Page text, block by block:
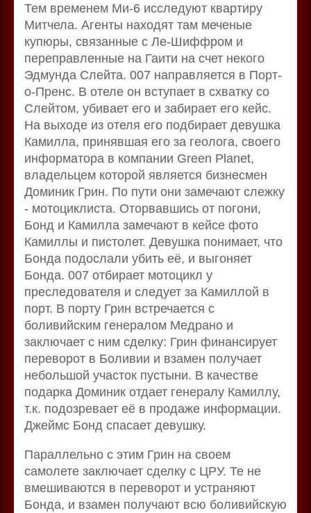
Тем временем Ми-6 исследуют квартиру
Митчела. Агенты находят там меченые
купюры, связанные с Ле-Шиффром и
переправленные на Гаити на счет некого
Эдмунда Слейта. 007 направляется в Порт-
о-Пренс. В отеле он вступает в схватку со
Слейтом, убивает его и забирает его кейс.
На выходе из отеля его подбирает девушка
Камилла, принявшая его за геолога, своего
информатора в компании Green Planet,
владельцем которой является бизнесмен
Доминик Грин. По пути они замечают слежку
- мотоциклиста. Оторвавшись от погони,
Бонд и Камилла замечают в кейсе фото
Камиллы и пистолет. Девушка понимает, что
Бонда подослали убить её, и выгоняет
Бонда. 007 отбирает мотоцикл у
преследователя и следует за Камиллой в
порт. В порту Грин встречается с
боливийским генералом Медрано и
заключает с ним сделку: Грин финансирует
переворот в Боливии и взамен получает
небольшой участок пустыни. В качестве
подарка Доминик отдает генералу Камиллу,
т.к. подозревает её в продаже информации.
Джеймс Бонд спасает девушку.
Параллельно с этим Грин на своем
самолете заключает сделку с ЦРУ. Те не
вмешиваются в переворот и устраняют
Бонда, и взамен получают всю боливийскую